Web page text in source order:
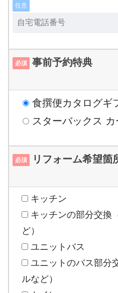
任意
必須 事前予約特典
食撰便カタログギ
スターバックス カ
必須 リフォーム希望箇
キッチン
キッチンの部分交換
ど）
ユニットバス
ユニットのバス部分
ルなど）